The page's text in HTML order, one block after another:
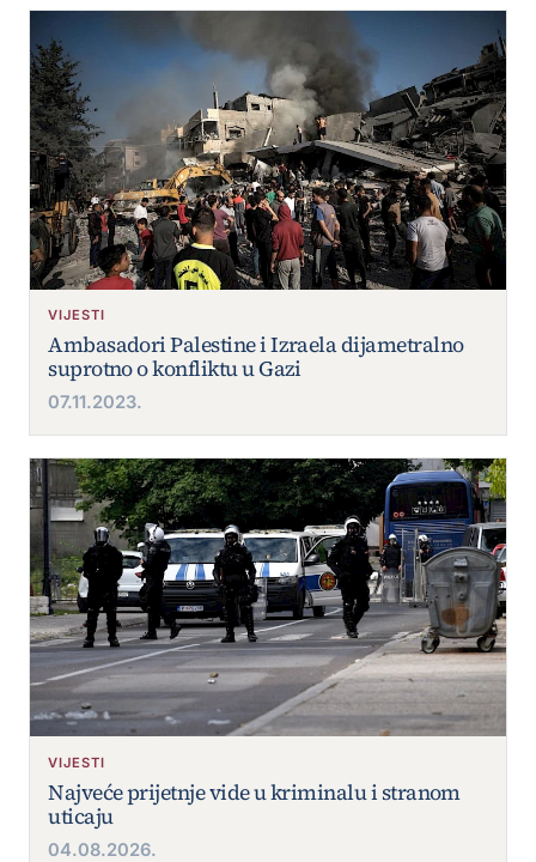
VIJESTI
Ambasadori Palestine i Izraela dijametralno
suprotno o konfliktu u Gazi
07.11.2023.
VIJESTI
Najveće prijetnje vide u kriminalu i stranom
uticaju
04.08.2026.